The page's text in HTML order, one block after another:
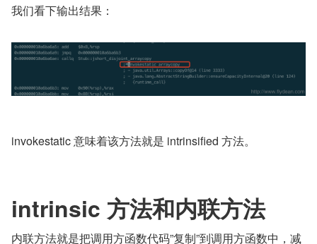
我们看下输出结果：
invokestatic 意味着该方法就是 intrinsified 方法。
intrinsic 方法和内联方法
内联方法就是把调用方函数代码”复制”到调用方函数中，减